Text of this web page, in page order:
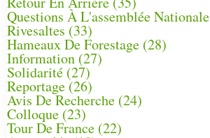
Questions À L'assemblée Nationale
Rivesaltes (33)
Hameaux De Forestage (28)
Information (27)
Solidarité (27)
Reportage(26)
Avis De Recherche (24)
Colloque (23)
Tour De France (22)